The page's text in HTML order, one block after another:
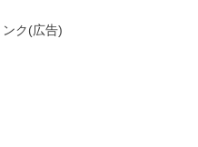
ク(広告)